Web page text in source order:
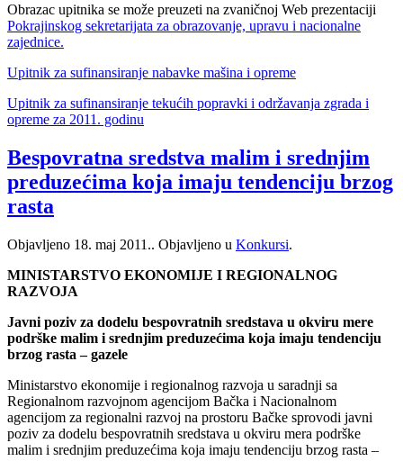
Obrazac upitnika se može preuzeti na zvaničnoj Web prezentaciji
Pokrajinskog sekretarijata za obrazovanje, upravu i nacionalne
zajednice.
Upitnik za sufinansiranje nabavke mašina i opreme
Upitnik za sufinansiranje tekućih popravki i održavanja zgrada i
opreme za 2011. godinu
Bespovratna sredstva malim i srednjim
preduzećima koja imaju tendenciju brzog
rasta
Objavljeno 18. maj 2011.. Objavljeno u Konkursi.
MINISTARSTVO EKONOMIJE I REGIONALNOG
RAZVOJA
Javni poziv za dodelu bespovratnih sredstava u okviru mere
podrške malim i srednjim preduzećima koja imaju tendenciju
brzog rasta – gazele
Ministarstvo ekonomije i regionalnog razvoja u saradnji sa
Regionalnom razvojnom agencijom Bačka i Nacionalnom
agencijom za regionalni razvoj na prostoru Bačke sprovodi javni
poziv za dodelu bespovratnih sredstava u okviru mera podrške
malim i srednjim preduzećima koja imaju tendenciju brzog rasta –